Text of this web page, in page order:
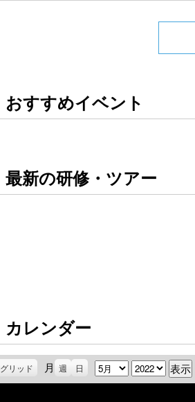
おすすめイベント
最新の研修・ツアー
カレンダー
グリッド 月 週 日 月 年